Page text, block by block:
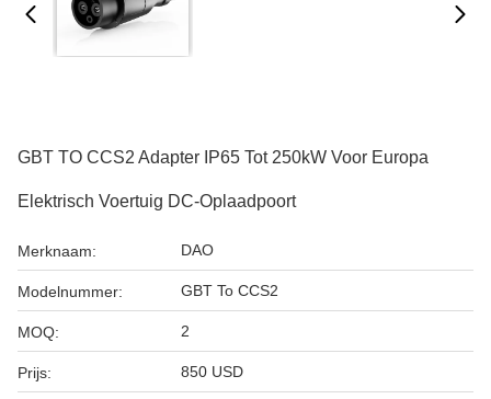
GBT TO CCS2 Adapter IP65 Tot 250kW Voor Europa
Elektrisch Voertuig DC-Oplaadpoort
Merknaam: DAO
Modelnummer: GBT To CCS2
MOQ: 2
Prijs: 850 USD